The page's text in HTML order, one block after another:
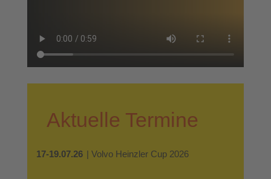
Aktuelle Termine
17-19.07.26 | Volvo Heinzler Cup 2026